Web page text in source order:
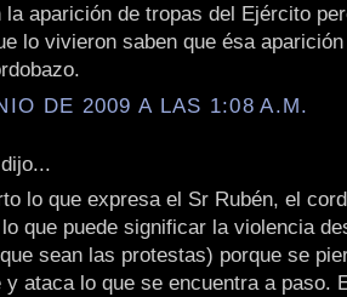
la aparición de tropas del Ejército
lo vivieron saben que ésa
DE 2009 A LAS 1:08 A.M.
lo que expresa el Sr Rubén, el
que puede significar la violencia
sean las protestas) porque se
ataca lo que se encuentra a paso.